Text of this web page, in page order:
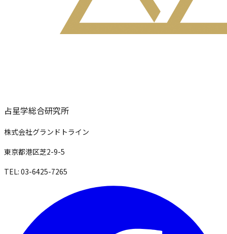
占星学総合研究所
株式会社グランドトライン
東京都港区芝2-9-5
TEL: 03-6425-7265